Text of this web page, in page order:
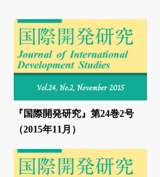
『国際開発研究』第24巻2号
（2015年11月）